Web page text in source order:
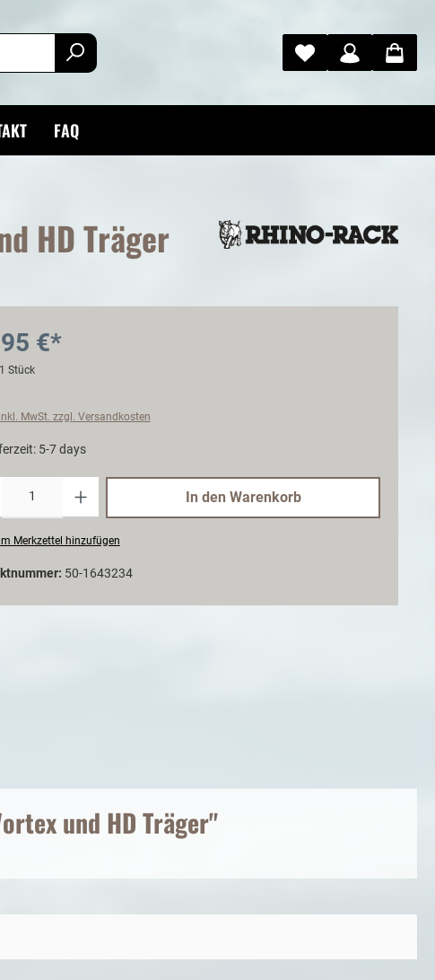
FAQ
HD Träger
€*
1 Stück
MwSt. zzgl. Versandkosten
5-7 days
In den Warenkorb
Merkzettel hinzufügen
50-1643234
und HD Träger"